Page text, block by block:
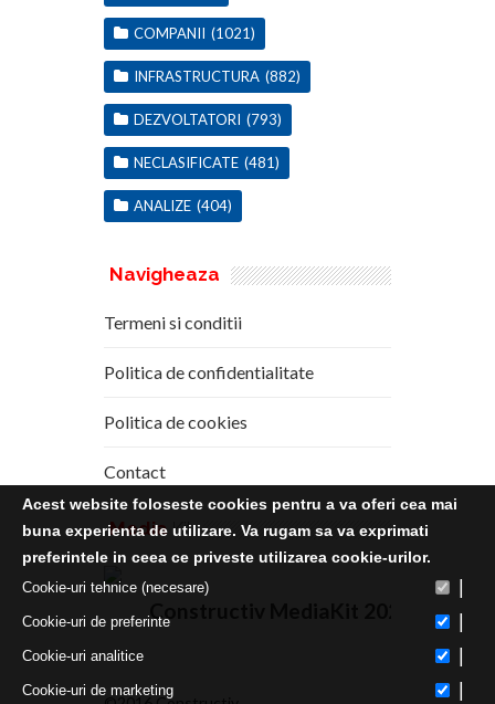
COMPANII (1021)
INFRASTRUCTURA (882)
DEZVOLTATORI (793)
NECLASIFICATE (481)
ANALIZE (404)
Navigheaza
Termeni si conditii
Politica de confidentialitate
Politica de cookies
Contact
Media Kit
Constructiv MediaKit 2020
Acest website foloseste cookies pentru a va oferi cea mai
buna experienta de utilizare. Va rugam sa va exprimati
preferintele in ceea ce priveste utilizarea cookie-urilor.
Cookie-uri tehnice (necesare)
Cookie-uri de preferinte
Cookie-uri analitice
Cookie-uri de marketing